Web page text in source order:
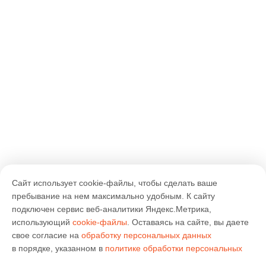
Сайт использует cookie-файлы, чтобы сделать ваше
пребывание на нем максимально удобным. К cайту
подключен сервис веб-аналитики Яндекс.Метрика,
использующий cookie-файлы . Оставаясь на сайте, вы даете
свое согласие на обработку персональных данных
в порядке, указанном в политике обработки персональных